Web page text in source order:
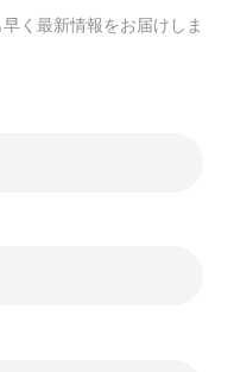
く最新情報をお届けしま